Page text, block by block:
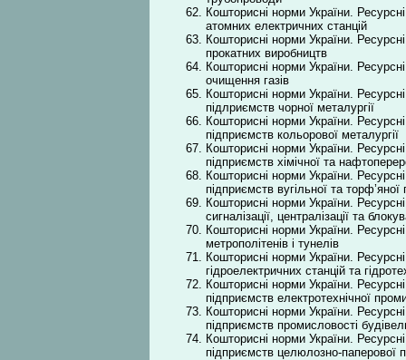
Кошторисні норми України.
атомних електричних станцій
Кошторисні норми України.
прокатних виробництв
Кошторисні норми України.
очищення газів
Кошторисні норми України.
підлриємств чорної металургії
Кошторисні норми України.
підприємств кольорової металургії
Кошторисні норми України.
підприємств хімічної та
Кошторисні норми України.
підприємств вугільної та
Кошторисні норми України.
сигналізації, централізації та
Кошторисні норми України.
метрополітенів і тунелів
Кошторисні норми України.
гідроелектричних станцій та
Кошторисні норми України.
підприємств електротехнічної
Кошторисні норми України.
підприємств промисловості
Кошторисні норми України.
підприємств целюлозно-паперової